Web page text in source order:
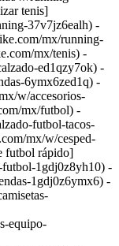
tenis]
37v7jz6ealh) -
mx/running-
mx/tenis) -
ed1qzy7ok) -
6ymx6zed1q) -
w/accesorios-
mx/futbol) -
futbol-tacos-
mx/w/cesped-
futbol rápido]
1gdj0z8yh10) -
1gdj0z6ymx6) -
equipo-